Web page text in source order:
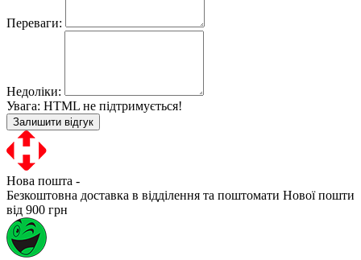
Переваги:
Недоліки:
Увага: HTML не підтримується!
Залишити відгук
Нова пошта -
Безкоштовна доставка в відділення та поштомати Нової пошти
від 900 грн